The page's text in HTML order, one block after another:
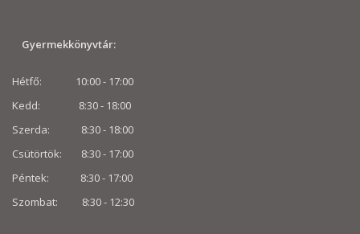
Gyermekkönyvtár:
Hétfő: 10:00 - 17:00
Kedd: 8:30 - 18:00
Szerda: 8:30 - 18:00
Csütörtök: 8:30 - 17:00
Péntek: 8:30 - 17:00
Szombat: 8:30 - 12:30